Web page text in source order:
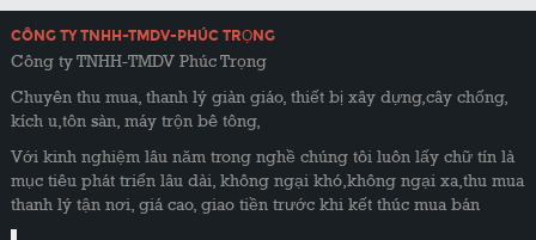
CÔNG TY TNHH-TMDV-PHÚC TRỌNG
Công ty TNHH-TMDV Phúc Trọng
Chuyên thu mua, thanh lý giàn giáo, thiết bị xây dựng,cây chống,
kích u,tôn sàn, máy trộn bê tông,
Với kinh nghiệm lâu năm trong nghề chúng tôi luôn lấy chữ tín là
mục tiêu phát triển lâu dài, không ngại khó,không ngại xa,thu mua
thanh lý tận nơi, giá cao, giao tiền trước khi kết thúc mua bán